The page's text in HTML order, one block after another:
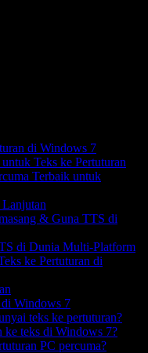
di Windows 7
Teks ke Pertuturan
Terbaik untuk
& Guna TTS di
di Dunia Multi-Platform
ke Pertuturan di
di Windows 7
teks ke pertuturan?
ke teks di Windows 7?
PC percuma?